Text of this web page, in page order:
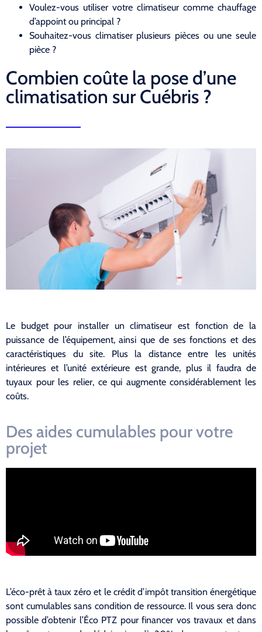
Voulez-vous utiliser votre climatiseur comme chauffage
d’appoint ou principal ?
Souhaitez-vous climatiser plusieurs pièces ou une seule
pièce ?
Combien coûte la pose d’une
climatisation sur Cuébris ?
Le budget pour installer un climatiseur est fonction de la
puissance de l’équipement, ainsi que de ses fonctions et des
caractéristiques du site. Plus la distance entre les unités
intérieures et l’unité extérieure est grande, plus il faudra de
tuyaux pour les relier, ce qui augmente considérablement les
coûts.
Des aides cumulables pour votre
projet
L’éco-prêt à taux zéro et le crédit d’impôt transition énergétique
sont cumulables sans condition de ressource. Il vous sera donc
possible d’obtenir l’Éco PTZ pour financer vos travaux et dans